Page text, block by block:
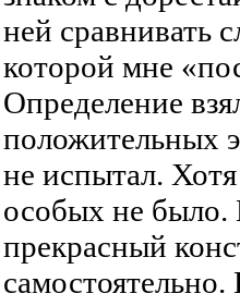
ней сравнивать
которой мне
Определение
положительных
не испытал.
особых не было.
прекрасный